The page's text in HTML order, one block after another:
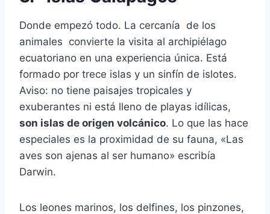
Donde empezó todo. La cercanía de los
animales convierte la visita al archipiélago
ecuatoriano en una experiencia única. Está
formado por trece islas y un sinfín de islotes.
Aviso: no tiene paisajes tropicales y
exuberantes ni está lleno de playas idílicas,
son islas de origen volcánico. Lo que las hace
especiales es la proximidad de su fauna, «Las
aves son ajenas al ser humano» escribía
Darwin.
Los leones marinos, los delfines, los pinzones,